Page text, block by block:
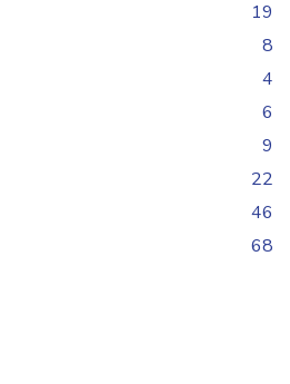
19
8
4
6
9
22
46
68